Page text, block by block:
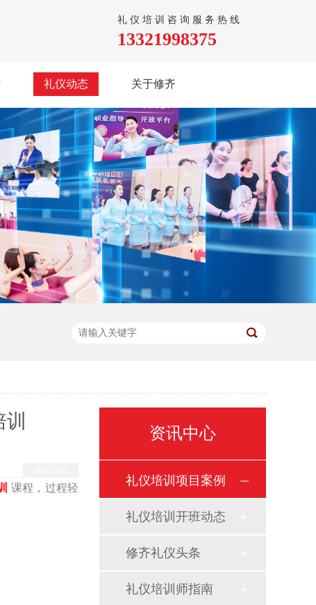
礼仪培训咨询服务热线
13321998375
礼仪动态 关于修齐
课程，过程轻
资讯中心
礼仪培训项目案例
礼仪培训开班动态
修齐礼仪头条
礼仪培训师指南